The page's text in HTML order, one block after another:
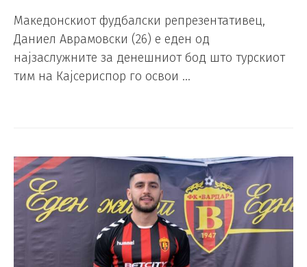
Македонскиот фудбалски репрезентативец,
Даниел Аврамовски (26) е еден од
најзаслужните за денешниот бод што турскиот
тим на Кајсериспор го освои …